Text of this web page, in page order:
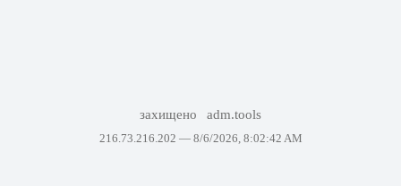
захищено adm.tools
216.73.216.202 — 8/6/2026, 8:02:42 AM